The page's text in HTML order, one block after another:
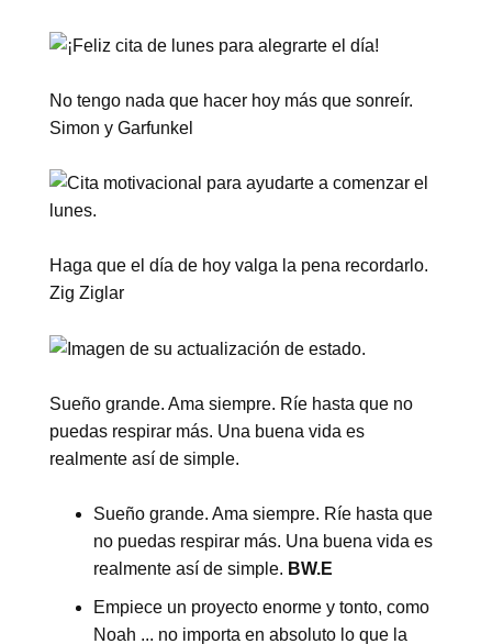
No tengo nada que hacer hoy más que sonreír.
Simon y Garfunkel
Haga que el día de hoy valga la pena recordarlo.
Zig Ziglar
Sueño grande. Ama siempre. Ríe hasta que no
puedas respirar más. Una buena vida es
realmente así de simple.
Sueño grande. Ama siempre. Ríe hasta que
no puedas respirar más. Una buena vida es
realmente así de simple. BW.E
Empiece un proyecto enorme y tonto, como
Noah ... no importa en absoluto lo que la